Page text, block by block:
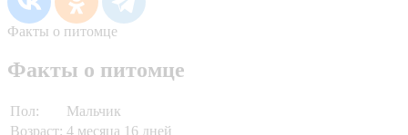
Факты о питомце
Факты о питомце
Пол:
Мальчик
Возраст: 4 месяца 16 дней